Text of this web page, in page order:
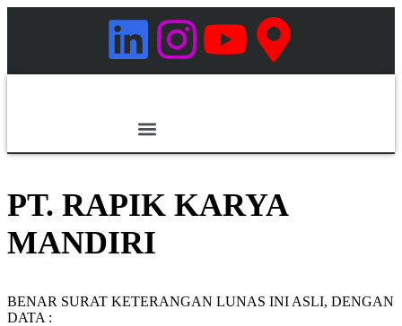
PT. RAPIK KARYA
MANDIRI
BENAR SURAT KETERANGAN LUNAS INI ASLI, DENGAN
DATA :